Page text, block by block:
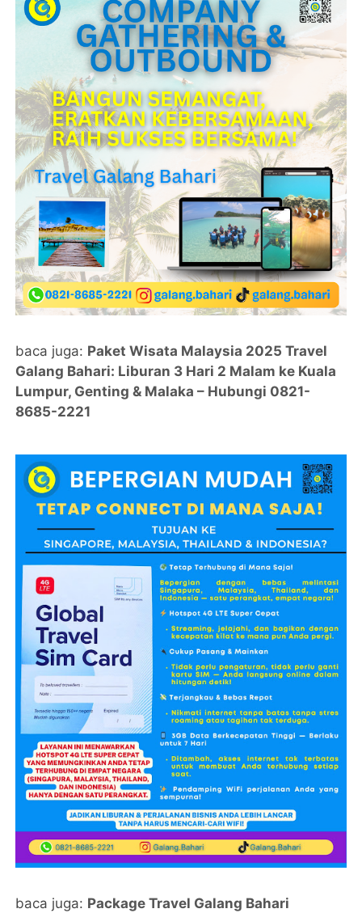
baca juga: Paket Wisata Malaysia 2025 Travel
Galang Bahari: Liburan 3 Hari 2 Malam ke Kuala
Lumpur, Genting & Malaka – Hubungi 0821-
8685-2221
baca juga: Package Travel Galang Bahari